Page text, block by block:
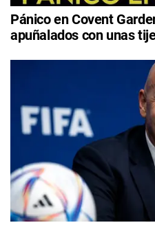
Pánico en Covent
apuñalados con unas